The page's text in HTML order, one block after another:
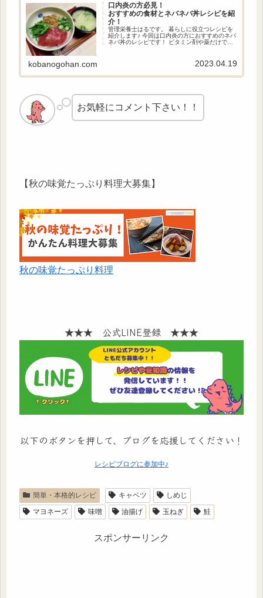
口内炎の方必見！
おすすめの食材とネバネバ丼レシピを紹
介！
管理栄養士はるです。 暮らしに役立つレシピを
紹介します♪ 今回は口内炎の方におすすめのネバ
ネバ丼のレシピです！ ビタミン剤や薬だけで対
kobanogohan.com 2023.04.19
お気軽にコメント下さい！！
【秋の味覚たっぷり料理大募集】
秋の味覚たっぷり料理
★★★ 公式LINE登録 ★★★
以下のボタンを押して、ブログを応援してください！
レシピブログに参加中♪
簡単・本格的レシピ キャベツ
しめじ
マヨネーズ
味噌 油揚げ 玉ねぎ 鮭
スポンサーリンク